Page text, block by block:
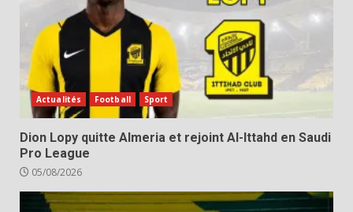
Actualités Football Sport
Dion Lopy quitte Almeria et rejoint Al-Ittahd en Saudi
Pro League
05/08/2026